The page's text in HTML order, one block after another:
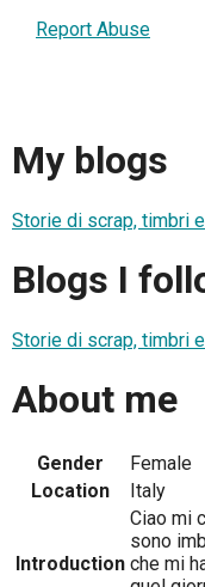
Report Abuse
My blogs
Storie di scrap, timbri
Blogs I
Storie di scrap, timbri
About me
Gender
Female
Location
Italy
Introduction
Ciao mi
sono
che mi